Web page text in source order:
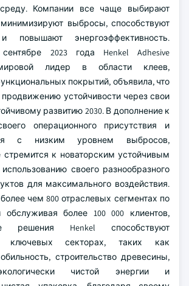
Компании все чаще выбирают
выбросы, способствуют
повышают энергоэффективность.
2023 года Henkel Adhesive
мировой лидер в области клеев,
покрытий, объявила, что
устойчивости через свои
развитию 2030. В дополнение к
операционного присутствия и
с низким уровнем выбросов,
стремится к новаторским устойчивым
своего разнообразного
для максимального воздействия.
чем 800 отраслевых сегментах по
более 100 000 клиентов,
решения Henkel способствуют
ключевых секторах, таких как
строительство древесины,
чистой энергии и